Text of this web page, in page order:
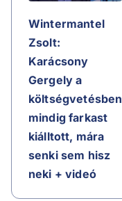
Wintermantel
Zsolt:
Karácsony
Gergely a
költségvetésben
mindig farkast
kiálltott, mára
senki sem hisz
neki + videó